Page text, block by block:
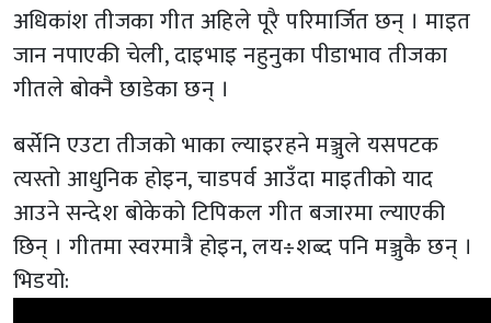
अधिकांश तीजका गीत अहिले पूरै परिमार्जित छन् । माइत
जान नपाएकी चेली, दाइभाइ नहुनुका पीडाभाव तीजका
गीतले बोक्नै छाडेका छन् ।
बर्सेनि एउटा तीजको भाका ल्याइरहने मञ्जुले यसपटक
त्यस्तो आधुनिक होइन, चाडपर्व आउँदा माइतीको याद
आउने सन्देश बोकेको टिपिकल गीत बजारमा ल्याएकी
छिन् । गीतमा स्वरमात्रै होइन, लय÷शब्द पनि मञ्जुकै छन् ।
भिडयो: